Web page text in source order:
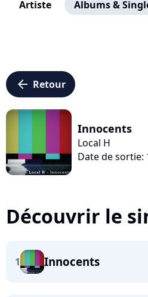
Artiste Albums &
arrow_left Retour
Innocents
Local H
Date de sortie:
Découvrir le
1 Innocents